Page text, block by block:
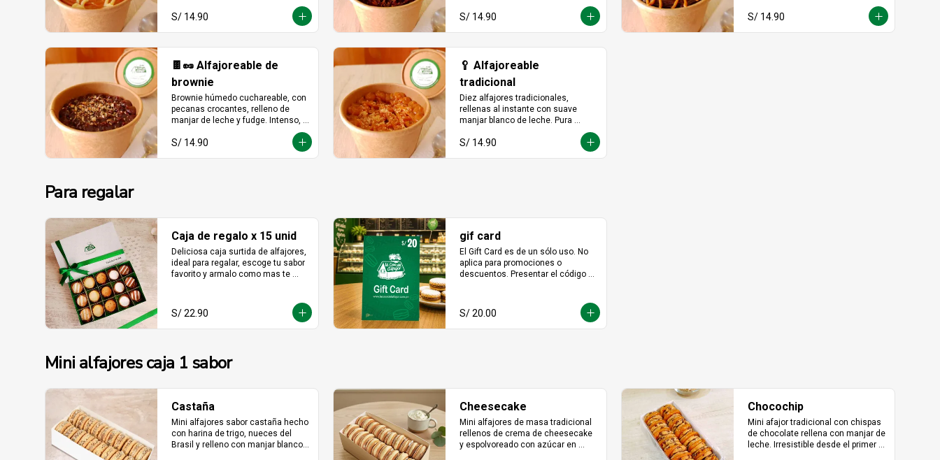
S/ 14.90
cada cucharada.
S/ 14.90
une lo andino con lo dulce en cada
cucharada.
S/ 14.90
🍫🥜 Alfajoreable de
brownie
Brownie húmedo cuchareable, con
pecanas crocantes, relleno de
manjar de leche y fudge. Intenso,
gustito sin culpa.
S/ 14.90
🥄 Alfajoreable
tradicional
Diez alfajores tradicionales,
rellenas al instante con suave
manjar blanco de leche. Pura
S/ 14.90
Para regalar
Caja de regalo x 15 unid
Deliciosa caja surtida de alfajores,
ideal para regalar, escoge tu sabor
favorito y armalo como mas te
S/ 22.90
gif card
El Gift Card es de un sólo uso. No
aplica para promociones o
descuentos. Presentar el código en
consumo no hay devolución en
efectivo. No es acumulable. No
puede ser reemplazado por dinero,
S/ 20.00
Mini alfajores caja 1 sabor
Castaña
Mini alfajores sabor castaña hecho
con harina de trigo, nueces del
Brasil y relleno con manjar blanco
Cheesecake
Mini alfajores de masa tradicional
rellenos de crema de cheesecake
y espolvoreado con azúcar en
Chocochip
Mini afajor tradicional con chispas
de chocolate rellena con manjar de
leche. Irresistible desde el primer